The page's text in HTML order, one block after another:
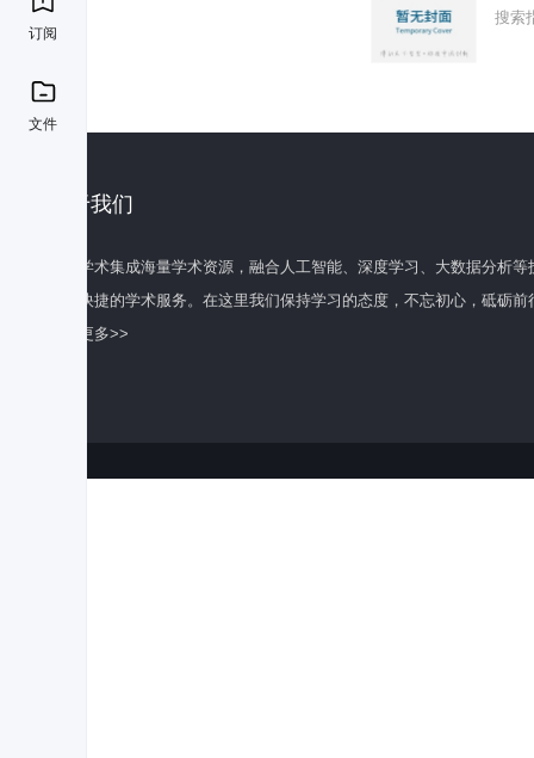
订阅
文件
搜索
关于我们
百度学术集成海量学术资源，融合人工智能、深度学习、大数据分析
全面快捷的学术服务。在这里我们保持学习的态度，不忘初心，砥砺前
了解更多>>